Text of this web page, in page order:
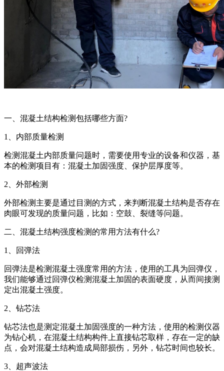
一、混凝土结构检测包括哪些方面?
1、内部质量检测
检测混凝土内部质量问题时，需要使用专业的设备和仪器，基
本的检测项目有：混凝土加固强度、保护层厚度等。
2、外部检测
外部检测主要是通过目测的方式，来判断混凝土结构是否存在
肉眼可发现的质量问题，比如：空鼓、裂缝等问题。
二、混凝土结构强度检测的常用方法有什么?
1、回弹法
回弹法是检测混凝土强度常用的方法，使用的工具为回弹仪，
我们能够通过回弹仪检测混凝土加固的表面硬度，从而间接测
定出混凝土强度。
2、钻芯法
钻芯法也是测定混凝土加固强度的一种方法，使用的检测仪器
为钻心机，在混凝土结构构件上直接钻芯取样，存在一定的缺
点，会对混凝土结构造成局部损伤，另外，钻芯时间也较长。
3、超声波法